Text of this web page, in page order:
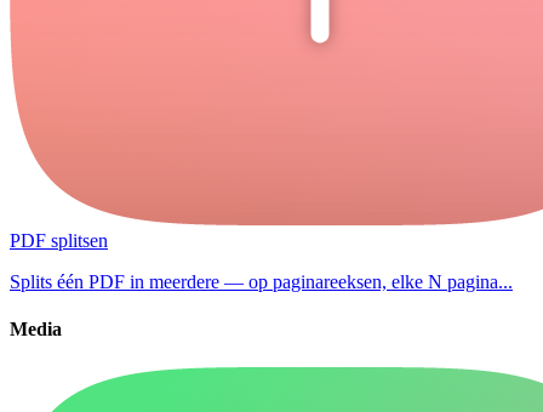
PDF splitsen
Splits één PDF in meerdere — op paginareeksen, elke N pagina...
Media